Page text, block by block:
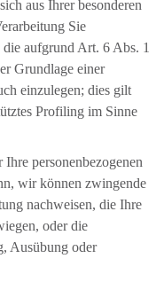
aus Ihrer besonderen
Sie
aufgrund Art. 6 Abs. 1
Grundlage einer
einzulegen; dies gilt
Profiling im Sinne
personenbezogenen
wir können zwingende
nachweisen, die Ihre
oder die
Ausübung oder